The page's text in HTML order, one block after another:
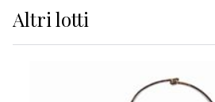
Altrilotti